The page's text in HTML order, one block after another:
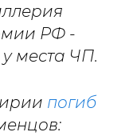
РФ -
места ЧП.
погиб